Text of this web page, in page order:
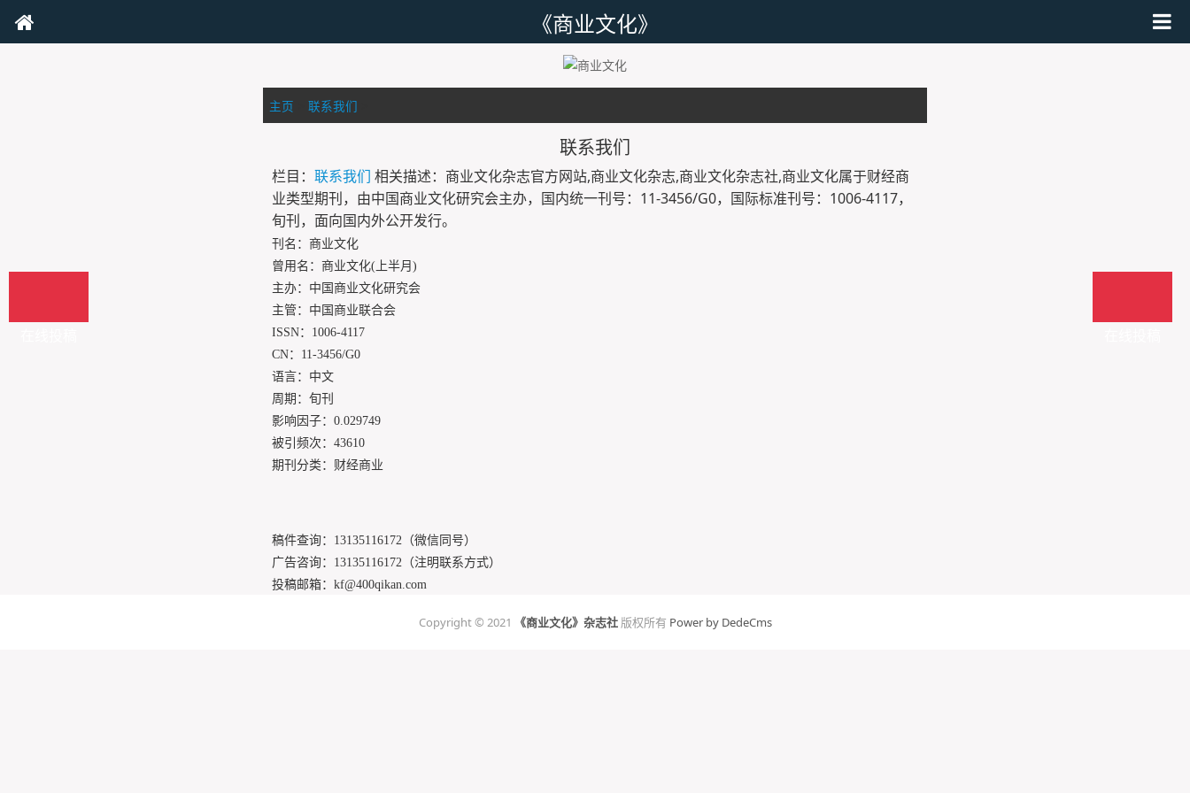
《商业文化》
主页 联系我们
联系我们
栏目： 联系我们 相关描述：商业文化杂志官方网站,商业文化杂志,商业文化杂志社,商业文化属于财经商
业类型期刊，由中国商业文化研究会主办，国内统一刊号：11-3456/G0，国际标准刊号：1006-4117，
旬刊，面向国内外公开发行。
刊名：商业文化
曾用名：商业文化(上半月)
主办：中国商业文化研究会
主管：中国商业联合会
ISSN：1006-4117
CN：11-3456/G0
语言：中文
周期：旬刊
影响因子：0.029749
被引频次：43610
期刊分类：财经商业
稿件查询： 13135116172（微信同号）
广告咨询： 13135116172（注明联系方式）
投稿邮箱： kf@400qikan.com
Copyright © 2021 《商业文化》杂志社版权所有 Power by DedeCms